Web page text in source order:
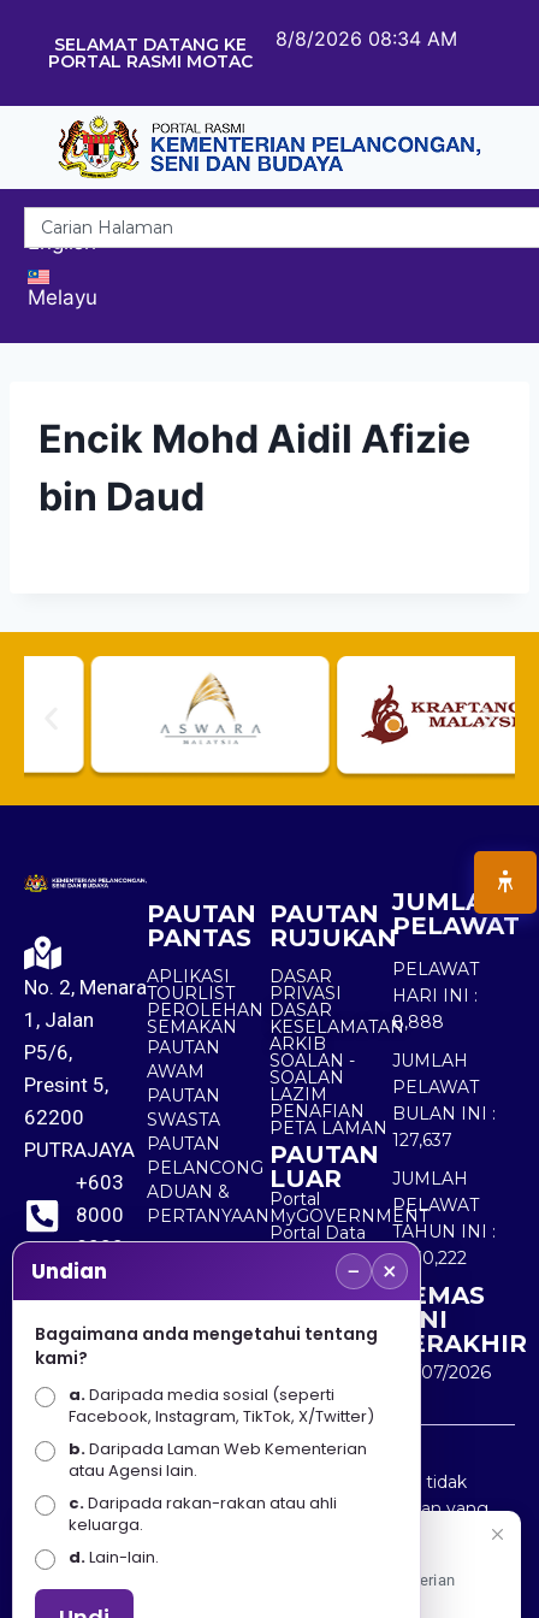
SELAMAT DATANG KE
PORTAL RASMI MOTAC
8/8/2026 08:34 AM
English
Melayu
Encik Mohd Aidil Afizie
bin Daud
No. 2, Menara
1, Jalan
P5/6,
Presint 5,
62200
PUTRAJAYA
+603
8000
8000
+603
8891
7100
PAUTAN
PANTAS
APLIKASI
TOURLIST
PEROLEHAN
SEMAKAN
PAUTAN
AWAM
PAUTAN
SWASTA
PAUTAN
PELANCONG
ADUAN &
PERTANYAAN
PAUTAN
RUJUKAN
DASAR
PRIVASI
DASAR
KESELAMATAN
ARKIB
SOALAN -
SOALAN
LAZIM
PENAFIAN
PETA LAMAN
PAUTAN
LUAR
Portal
MyGOVERNMENT
Portal Data
Terbuka
Sektor Awam
JUMLAH
PELAWAT
PELAWAT
HARI INI :
8,888
JUMLAH
PELAWAT
BULAN INI :
127,637
JUMLAH
PELAWAT
TAHUN INI :
5,530,222
KEMAS
KINI
TERAKHIR
30/07/2026
Penafian : Kerajaan Malaysia dan Kementerian
Pelancongan Seni dan Budaya (MOTAC) adalah tidak
bertanggungjawab atas kehilangan atau kerugian yang
disebabkan oleh penggunaan mana-mana maklumat
yang diperolehi dari portal ini.
Undian − ×
Bagaimana anda mengetahui tentang
kami?
a.Daripada media sosial (seperti
Facebook, Instagram, TikTok, X/Twitter)
b.Daripada Laman Web Kementerian
atau Agensi lain.
c.Daripada rakan-rakan atau ahli
keluarga.
d.Lain-lain.
Apa Khabar! Selamat datang ke Portal Rasmi Kementerian
Pelancongan, Seni dan Budaya